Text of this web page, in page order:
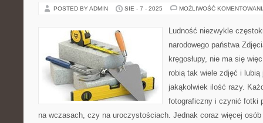
POSTED BY ADMIN SIE - 7 - 2025 MOŻLIWOŚĆ
Ludność niezwykle
narodowego państwa
kręgosłupy, nie ma się
robią tak wiele zdjęć i lubią
jakąkolwiek ilość razy.
fotograficzny i czynić fotki
na wczasach, czy na uroczystościach. Jednak coraz więcej